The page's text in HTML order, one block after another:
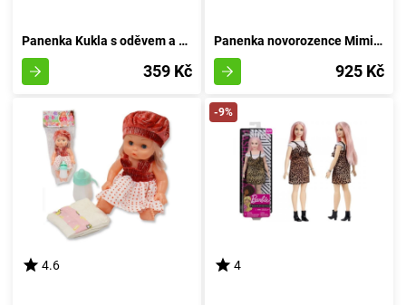
Panenka Kukla s oděvem a příslušenstvím
359 Kč
Panenka novorozence Mimi s pacifierem
925 Kč
4.6
-9%
4